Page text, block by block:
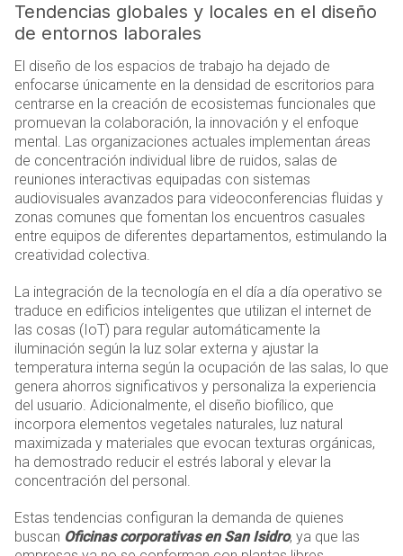
Tendencias globales y locales en el diseño
de entornos laborales
El diseño de los espacios de trabajo ha dejado de
enfocarse únicamente en la densidad de escritorios para
centrarse en la creación de ecosistemas funcionales que
promuevan la colaboración, la innovación y el enfoque
mental. Las organizaciones actuales implementan áreas
de concentración individual libre de ruidos, salas de
reuniones interactivas equipadas con sistemas
audiovisuales avanzados para videoconferencias fluidas y
zonas comunes que fomentan los encuentros casuales
entre equipos de diferentes departamentos, estimulando la
creatividad colectiva.
La integración de la tecnología en el día a día operativo se
traduce en edificios inteligentes que utilizan el internet de
las cosas (IoT) para regular automáticamente la
iluminación según la luz solar externa y ajustar la
temperatura interna según la ocupación de las salas, lo que
genera ahorros significativos y personaliza la experiencia
del usuario. Adicionalmente, el diseño biofílico, que
incorpora elementos vegetales naturales, luz natural
maximizada y materiales que evocan texturas orgánicas,
ha demostrado reducir el estrés laboral y elevar la
concentración del personal.
Estas tendencias configuran la demanda de quienes
buscan Oficinas corporativas en San Isidro, ya que las